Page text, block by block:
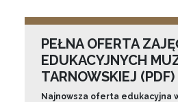
PEŁNA OFERTA
EDUKACYJNYCH
TARNOWSKIEJ (PDF)
Najnowsza oferta edukacyjna